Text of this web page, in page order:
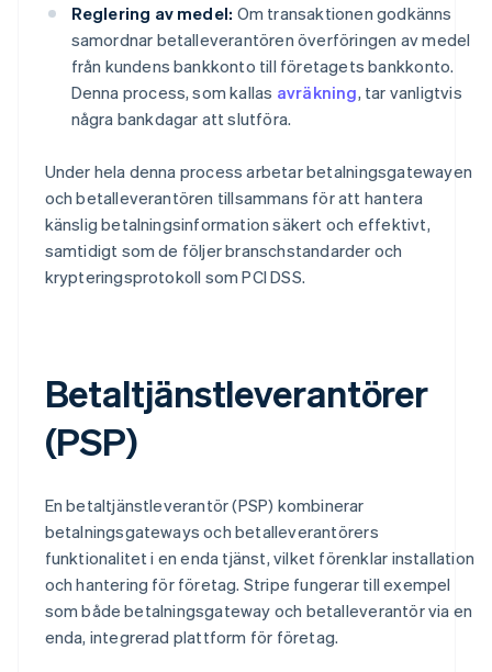
Reglering av medel: Om transaktionen godkänns
samordnar betalleverantören överföringen av medel
från kundens bankkonto till företagets bankkonto.
Denna process, som kallas avräkning, tar vanligtvis
några bankdagar att slutföra.
Under hela denna process arbetar betalningsgatewayen
och betalleverantören tillsammans för att hantera
känslig betalningsinformation säkert och effektivt,
samtidigt som de följer branschstandarder och
krypteringsprotokoll som PCI DSS.
Betaltjänstleverantörer
(PSP)
En betaltjänstleverantör (PSP) kombinerar
betalningsgateways och betalleverantörers
funktionalitet i en enda tjänst, vilket förenklar installation
och hantering för företag. Stripe fungerar till exempel
som både betalningsgateway och betalleverantör via en
enda, integrerad plattform för företag.